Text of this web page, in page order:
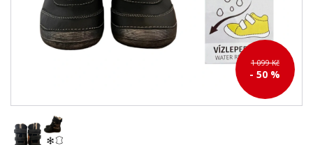
1 099 Kč
- 50 %